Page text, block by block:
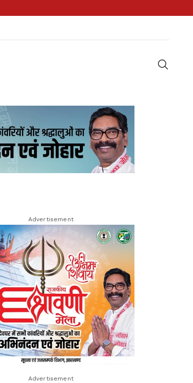
Advertisement
Advertisement